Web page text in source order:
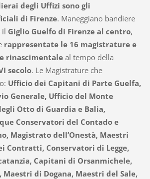
degli Uffizi sono gli
di Firenze. Maneggiano bandiere
il Giglio Guelfo di Firenze al centro,
rappresentate le 16 magistrature e
rinascimentaleal tempo della
secolo. Le Magistrature che
Ufficio dei Capitani di Parte Guelfa,
Generale, Ufficio del Monte
Otto di Guardia e Balia,
Conservatori del Contado e
Magistrato dell’Onestà, Maestri
Contratti, Conservatori di Legge,
Capitani di Orsanmichele,
di Dogana, Maestri del Sale,